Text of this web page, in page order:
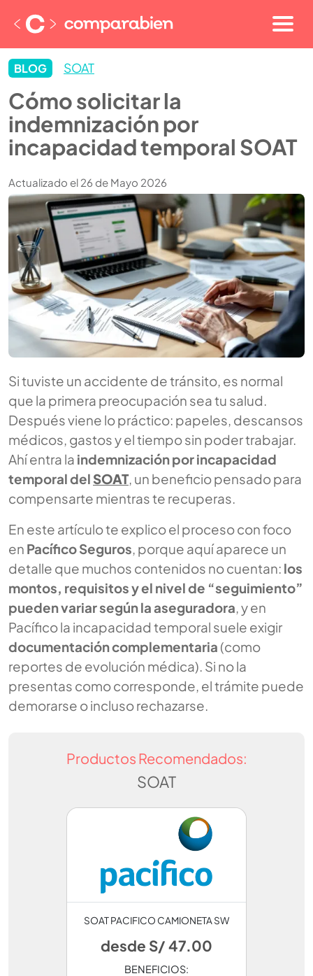
BLOG SOAT
Cómo solicitar la
indemnización por
incapacidad temporal SOAT
Actualizado el 26 de Mayo 2026
Si tuviste un accidente de tránsito, es normal
que la primera preocupación sea tu salud.
Después viene lo práctico: papeles, descansos
médicos, gastos y el tiempo sin poder trabajar.
Ahí entra la indemnización por incapacidad
temporal delSOAT, un beneficio pensado para
compensarte mientras te recuperas.
En este artículo te explico el proceso con foco
en Pacífico Seguros, porque aquí aparece un
detalle que muchos contenidos no cuentan: los
montos, requisitos y el nivel de “seguimiento”
pueden variar según la aseguradora, y en
Pacífico la incapacidad temporal suele exigir
documentación complementaria (como
reportes de evolución médica). Si no la
presentas como corresponde, el trámite puede
demorarse o incluso rechazarse.
Productos Recomendados:
SOAT
SOAT PACIFICO CAMIONETA SW
desde S/ 47.00
BENEFICIOS: